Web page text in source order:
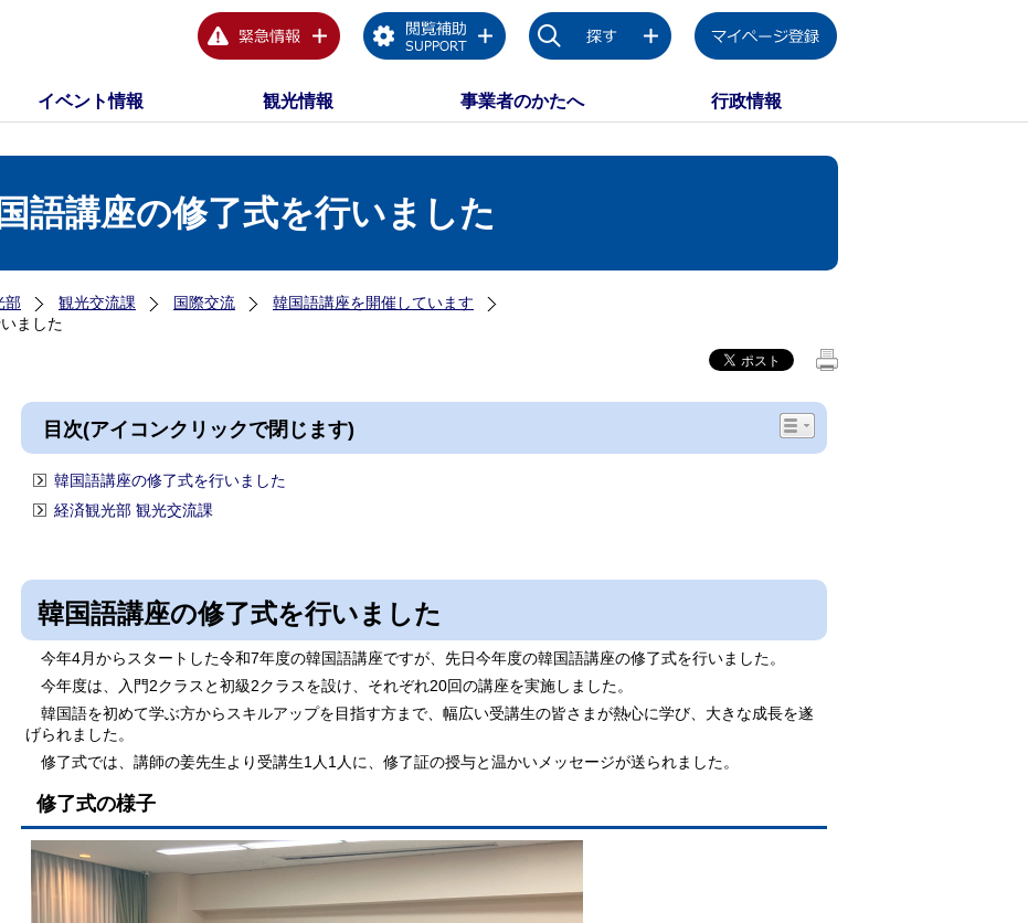
イベント情報 観光情報 事業者のかたへ 行政情報
語講座の修了式を行いました
部 観光交流課 国際交流
韓国語講座を開催しています
ました
目次(アイコンクリックで閉じます)
韓国語講座の修了式を行いました
経済観光部 観光交流課
韓国語講座の修了式を行いました
今年4月からスタートした令和7年度の韓国語講座ですが、先日今年度の韓国語講座の修了式を行いました。
今年度は、入門2クラスと初級2クラスを設け、それぞれ20回の講座を実施しました。
韓国語を初めて学ぶ方からスキルアップを目指す方まで、幅広い受講生の皆さまが熱心に学び、大きな成長を遂
げられました。
修了式では、講師の姜先生より受講生1人1人に、修了証の授与と温かいメッセージが送られました。
修了式の様子